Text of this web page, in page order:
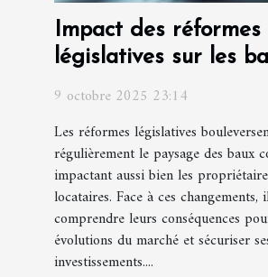
Impact des réformes
législatives sur les
commerciaux
9 octobre 2025 23:14
Les réformes législatives
régulièrement le paysage des baux
impactant aussi bien les
locataires. Face à ces
comprendre leurs conséquences
évolutions du marché et sécuriser
investissements....